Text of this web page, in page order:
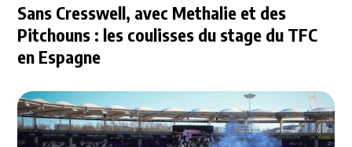
Sans Cresswell, avec Methalie et des
Pitchouns : les coulisses du stage du TFC
en Espagne